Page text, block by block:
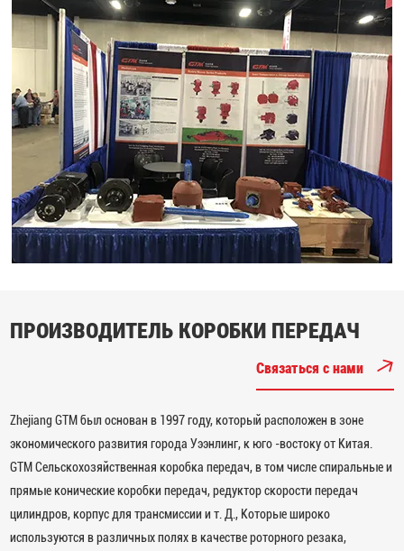
ПРОИЗВОДИТЕЛЬ КОРОБКИ ПЕРЕДАЧ
Связаться с нами
Zhejiang GTM был основан в 1997 году, который расположен в зоне
экономического развития города Уээнлинг, к юго -востоку от Китая.
GTM Сельскохозяйственная коробка передач, в том числе спиральные и
прямые конические коробки передач, редуктор скорости передач
цилиндров, корпус для трансмиссии и т. Д., Которые широко
используются в различных полях в качестве роторного резака,